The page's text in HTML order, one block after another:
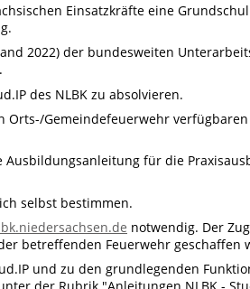
Einsatzkräfte eine
2022) der bundesweiten
des NLBK zu absolvieren.
Gemeindefeuerwehr verfügbaren
Ausbildungsanleitung für die
selbst bestimmen.
notwendig. Der
betreffenden Feuerwehr geschaffen
und zu den grundlegenden